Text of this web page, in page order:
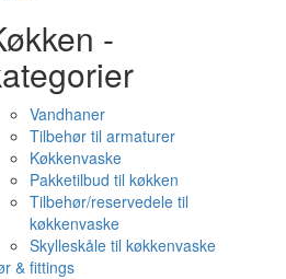
-
Vandhaner
Tilbehør til armaturer
Køkkenvaske
Pakketilbud til køkken
Tilbehør/reservedele til
køkkenvaske
Skylleskåle til køkkenvaske
& fittings